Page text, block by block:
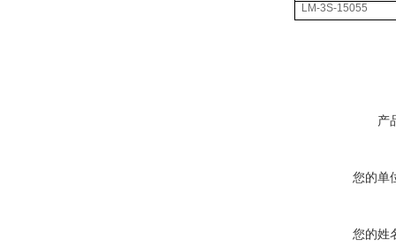
LM-3S-15055
产
您的单
您的姓